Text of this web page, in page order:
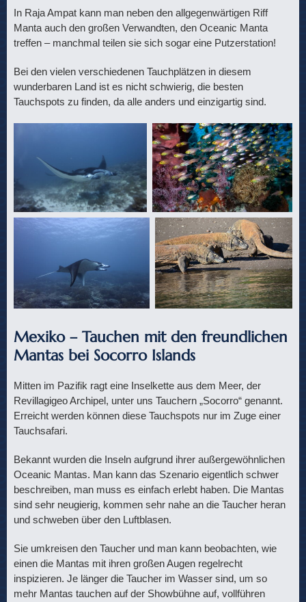
In Raja Ampat kann man neben den allgegenwärtigen Riff
Manta auch den großen Verwandten, den Oceanic Manta
treffen – manchmal teilen sie sich sogar eine Putzerstation!
Bei den vielen verschiedenen Tauchplätzen in diesem
wunderbaren Land ist es nicht schwierig, die besten
Tauchspots zu finden, da alle anders und einzigartig sind.
Mexiko – Tauchen mit den freundlichen
Mantas bei Socorro Islands
Mitten im Pazifik ragt eine Inselkette aus dem Meer, der
Revillagigeo Archipel, unter uns Tauchern „Socorro“ genannt.
Erreicht werden können diese Tauchspots nur im Zuge einer
Tauchsafari.
Bekannt wurden die Inseln aufgrund ihrer außergewöhnlichen
Oceanic Mantas. Man kann das Szenario eigentlich schwer
beschreiben, man muss es einfach erlebt haben. Die Mantas
sind sehr neugierig, kommen sehr nahe an die Taucher heran
und schweben über den Luftblasen.
Sie umkreisen den Taucher und man kann beobachten, wie
einen die Mantas mit ihren großen Augen regelrecht
inspizieren. Je länger die Taucher im Wasser sind, um so
mehr Mantas tauchen auf der Showbühne auf, vollführen